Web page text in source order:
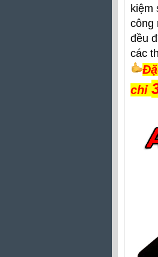
kiệm
công
đều
các
chỉ